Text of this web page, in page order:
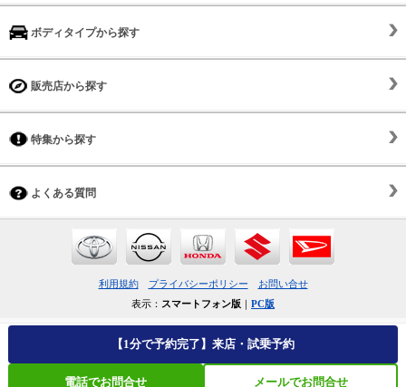
【1分で予約完了】来店・試乗予約
電話でお問合せ メールでお問合せ
ボディタイプから探す
販売店から探す
特集から探す
よくある質問
利用規約 プライバシーポリシー
お問い合せ
表示： スマートフォン版 PC版